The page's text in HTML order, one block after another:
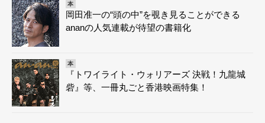
本
岡田准一の“頭の中”を覗き見ることができる
ananの人気連載が待望の書籍化
本
『トワイライト・ウォリアーズ 決戦！九龍城
砦』等、一冊丸ごと香港映画特集！